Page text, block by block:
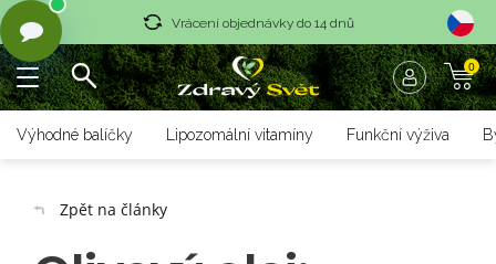
Vrácení objednávky do 14 dnů
Rychlé dodání <36 hodin 0
Výhodné balíčky Lipozomální vitamíny Funkční výživa
Zpět na články